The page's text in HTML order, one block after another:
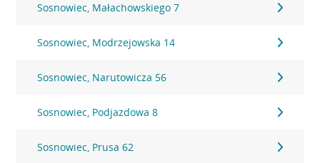
Sosnowiec, Małachowskiego 7
Sosnowiec, Modrzejowska 14
Sosnowiec, Narutowicza 56
Sosnowiec, Podjazdowa 8
Sosnowiec, Prusa 62